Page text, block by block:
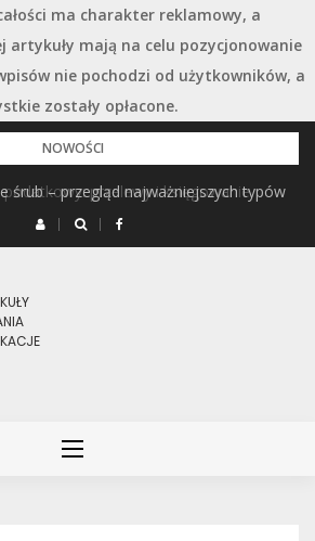
ma charakter reklamowy, a
artykuły mają na celu pozycjonowanie
nie pochodzi od użytkowników, a
zostały opłacone.
NOWOŚCI
przelewy i księgowanie
śrub – przegląd najważniejszych typów